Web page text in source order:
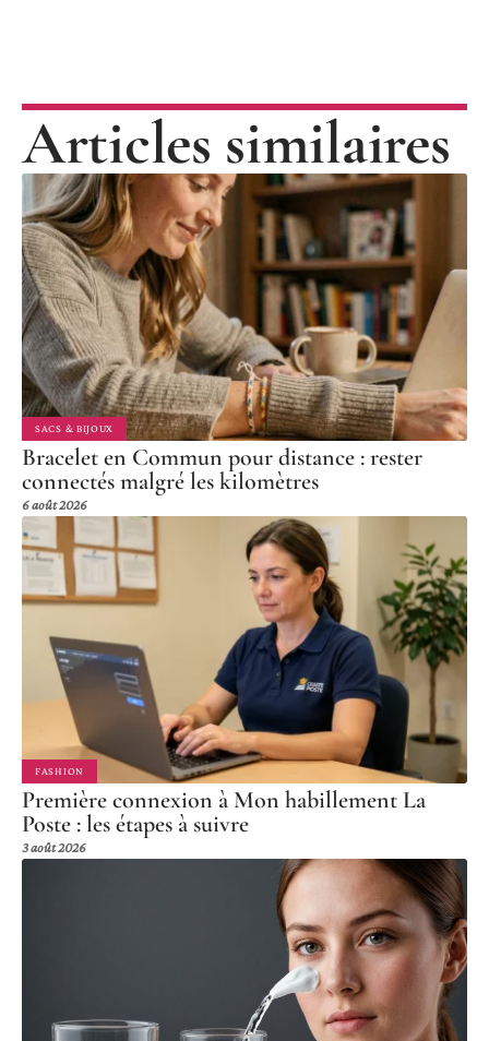
Articles similaires
SACS & BIJOUX
Bracelet en Commun pour distance : rester
connectés malgré les kilomètres
6 août 2026
FASHION
Première connexion à Mon habillement La
Poste : les étapes à suivre
3 août 2026